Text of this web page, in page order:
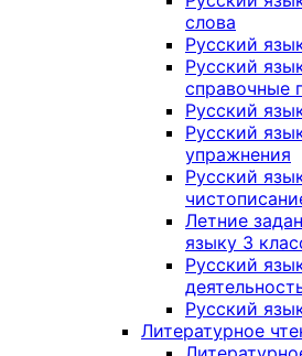
слова
Русский
Русский
справочные
Русский
Русский
упражнения
Русский
Летние
языку 3
Русский
Русский
Литературное